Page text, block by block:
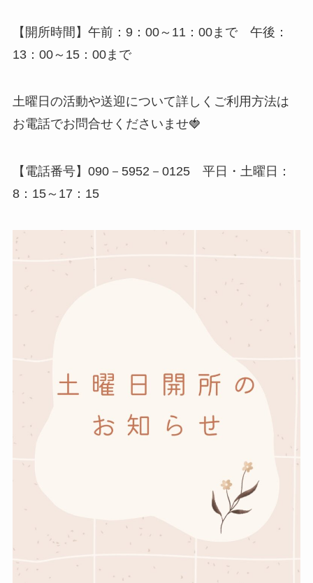
【開所時間】午前：9：00～11：00まで 午後：
13：00～15：00まで
土曜日の活動や送迎について詳しくご利用方法は
お電話でお問合せくださいませ🍓
【電話番号】090－5952－0125 平日・土曜日：
8：15～17：15